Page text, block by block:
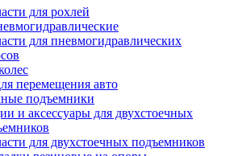
для рохлей
для пневмогидравлических
перемещения авто
подъемники
и аксессуары для двухстоечных
для двухстоечных подъемников